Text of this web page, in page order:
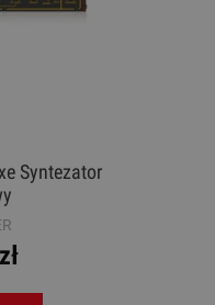
Syntezator